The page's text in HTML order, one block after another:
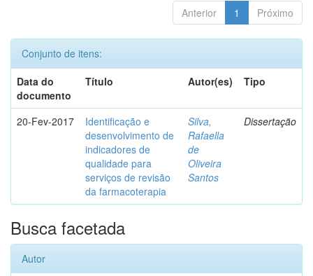
Anterior 1 Próximo
Conjunto de itens:
Data do
documento
Título Autor(es) Tipo
20-Fev-2017
Identificação e
desenvolvimento de
indicadores de
qualidade para
serviços de revisão
da farmacoterapia
Silva,
Rafaella
de
Oliveira
Santos
Dissertação
Busca facetada
Autor